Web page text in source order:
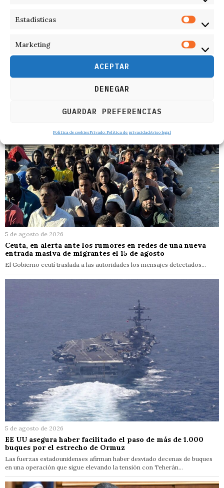
Estadísticas
Marketing
ACEPTAR
DENEGAR
GUARDAR PREFERENCIAS
Política de cookiesPrivado: Política de privacidadAviso legal
RELACIONADOS
5 de agosto de 2026
Ceuta, en alerta ante los rumores en redes de una nueva
entrada masiva de migrantes el 15 de agosto
El Gobierno ceutí traslada a las autoridades los mensajes detectados…
5 de agosto de 2026
EE UU asegura haber facilitado el paso de más de 1.000
buques por el estrecho de Ormuz
Las fuerzas estadounidenses afirman haber desviado decenas de buques
en una operación que sigue elevando la tensión con Teherán…